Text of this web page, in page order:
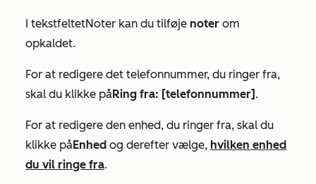
I tekstfeltetNoter kan du tilføje noter om
opkaldet.
For at redigere det telefonnummer, du ringer fra,
skal du klikke påRing fra: [telefonnummer] .
For at redigere den enhed, du ringer fra, skal du
klikke påEnhed og derefter vælge, hvilken enhed
du vil ringe fra.